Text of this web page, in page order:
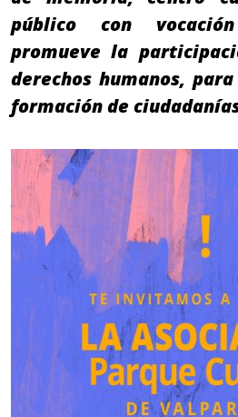
público con
promueve la
derechos humanos,
formación de